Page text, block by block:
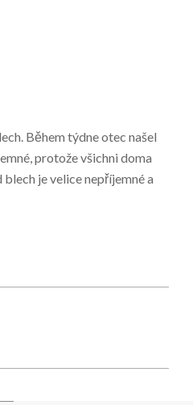
Během týdne otec našel
protože všichni doma
je velice nepříjemné a